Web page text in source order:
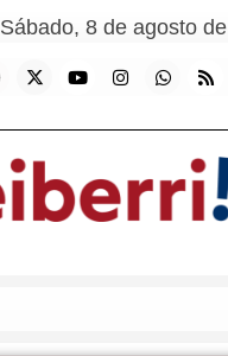
Sábado, 8 de agosto